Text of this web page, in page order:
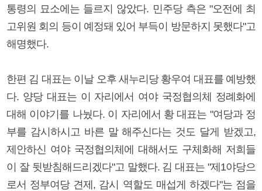
통령의 묘소에는 들르지 않았다. 민주당 측은 "오전에 최
고위원 회의 등이 예정돼 있어 부득이 방문하지 못했다"고
해명했다.
한편 김 대표는 이날 오후 새누리당 황우여 대표를 예방했
다. 양당 대표는 이 자리에서 여야 국정협의체 정례화에
대해 이야기를 나눴다. 이 자리에서 황 대표는 "여당과 정
부를 감시하시고 바른 말 해주신다는 것도 달게 받겠고,
제안하신 여야 국정협의체에 대해서도 구체화해 저희들
이 잘 뒷받침해드리겠다"고 말했다. 김 대표는 "제1야당으
로서 정부여당 견제, 감시 역할도 매섭게 하겠다"는 점을